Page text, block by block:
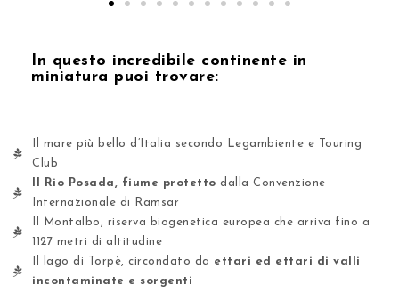
In questo incredibile continente in
miniatura puoi trovare:
Il mare più bello d’Italia secondo Legambiente e Touring
Club
Il Rio Posada, fiume protetto dalla Convenzione
Internazionale di Ramsar
Il Montalbo, riserva biogenetica europea che arriva fino a
1127 metri di altitudine
Il lago di Torpè, circondato da ettari ed ettari di valli
incontaminate e sorgenti